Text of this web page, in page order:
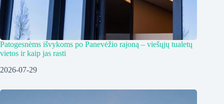
Patogesnėms išvykoms po Panevėžio rajoną – viešųjų tualetų
vietos ir kaip jas rasti
2026-07-29